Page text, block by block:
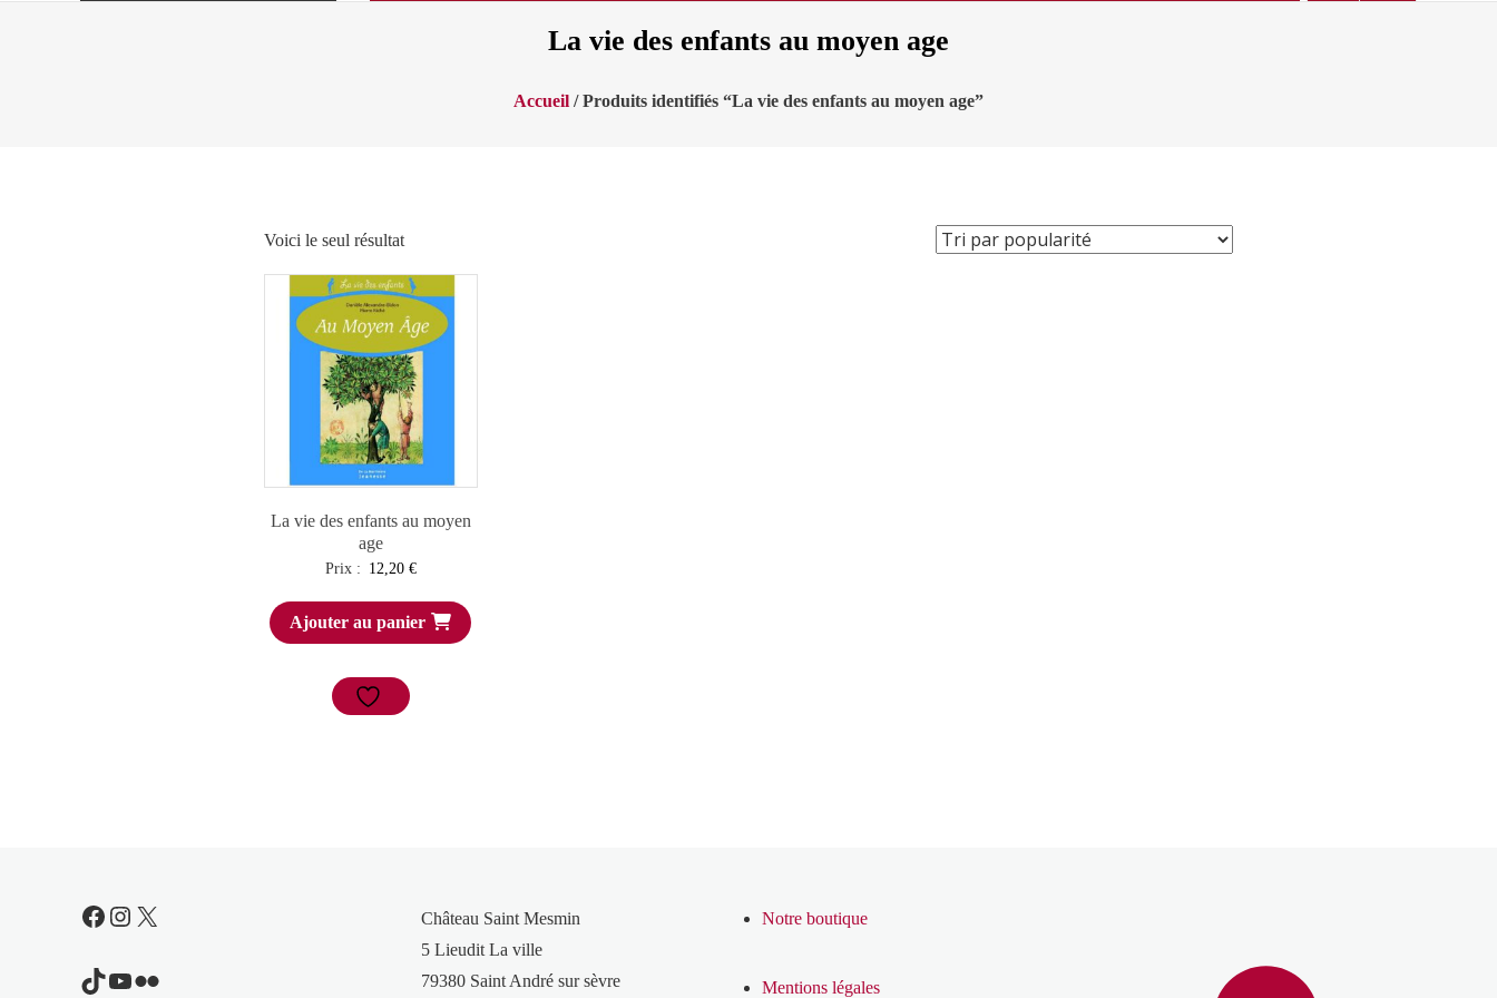
La vie des enfants au moyen age
Accueil / Produits identifiés “La vie des enfants au moyen age”
Voici le seul résultat
La vie des enfants au moyen
age
Prix : 12,20 €
Ajouter au panier
Facebook
Instagram
X
TikTok
YouTube
Flickr
Château Saint Mesmin
5 Lieudit La ville
79380 Saint André sur sèvre
Notre boutique
Mentions légales